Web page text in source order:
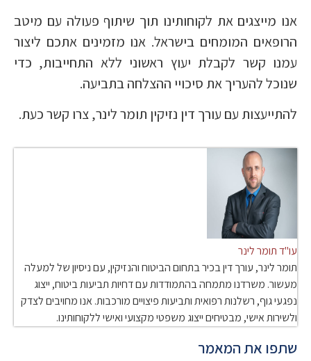
אנו מייצגים את לקוחותינו תוך שיתוף פעולה עם מיטב
הרופאים המומחים בישראל. אנו מזמינים אתכם ליצור
עמנו קשר לקבלת יעוץ ראשוני ללא התחייבות, כדי
שנוכל להעריך את סיכויי ההצלחה בתביעה.
להתייעצות עם עורך דין נזיקין תומר לינר, צרו קשר כעת.
עו"ד תומר לינר
תומר לינר, עורך דין בכיר בתחום הביטוח והנזיקין, עם ניסיון של למעלה
מעשור. משרדנו מתמחה בהתמודדות עם דחיות תביעות ביטוח, ייצוג
נפגעי גוף, רשלנות רפואית ותביעות פיצויים מורכבות. אנו מחויבים לצדק
ולשירות אישי, מבטיחים ייצוג משפטי מקצועי ואישי ללקוחותינו.
שתפו את המאמר